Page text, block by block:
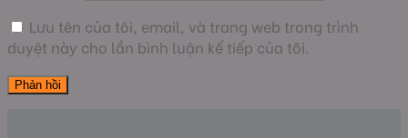
Lưu tên của tôi, email, và trang web trong trình
duyệt này cho lần bình luận kế tiếp của tôi.